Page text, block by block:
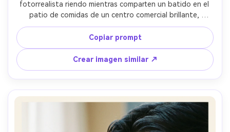
fotorrealista riendo mientras comparten un batido en el
patio de comidas de un centro comercial brillante,
señalización colorida en neón y tonos pastel, pose
juguetona con brazos entrelazados, ella usa chaqueta
vaquera y coleta de scrunchie, él lleva chaqueta bomber
vintage, luz tipo flash de alto nivel, enfoque nítido y
claro, fondo degradado para texto grande del título, halo
sutil, sensación de color Kodak Portra, tomada con lente
de 35mm, composición pulida de estudio, iluminación
suave cinematográfica --ar 4:5
Copiar prompt
Crear imagen similar ↗